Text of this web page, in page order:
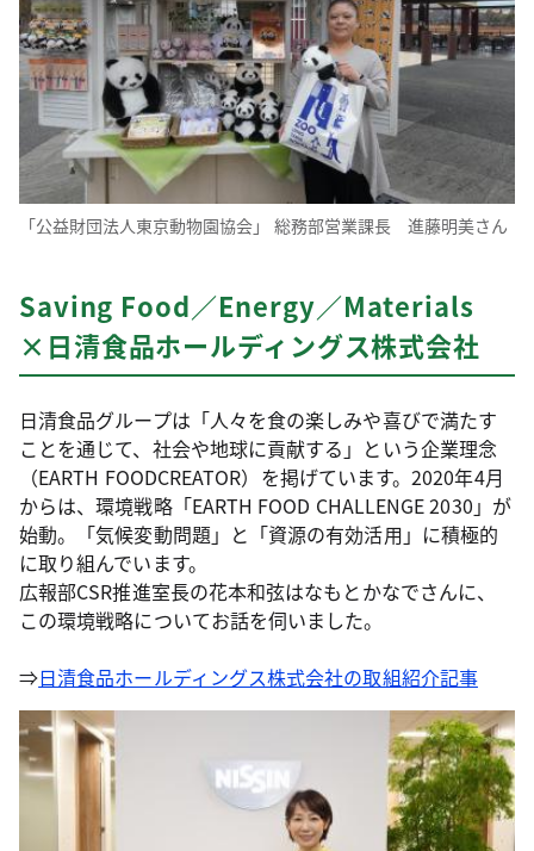
「公益財団法人東京動物園協会」 総務部営業課長 進藤明美さん
Saving Food／Energy／Materials
×日清食品ホールディングス株式会社
日清食品グループは「人々を食の楽しみや喜びで満たす
ことを通じて、社会や地球に貢献する」という企業理念
（EARTH FOODCREATOR）を掲げています。2020年4月
からは、環境戦略「EARTH FOOD CHALLENGE 2030」が
始動。「気候変動問題」と「資源の有効活用」に積極的
に取り組んでいます。
広報部CSR推進室長の花本和弦はなもとかなでさんに、
この環境戦略についてお話を伺いました。
⇒日清食品ホールディングス株式会社の取組紹介記事